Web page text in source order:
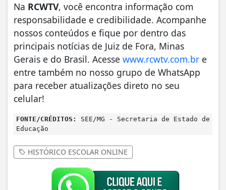
Na RCWTV, você encontra informação com
responsabilidade e credibilidade. Acompanhe
nossos conteúdos e fique por dentro das
principais notícias de Juiz de Fora, Minas
Gerais e do Brasil. Acesse www.rcwtv.com.br e
entre também no nosso grupo de WhatsApp
para receber atualizações direto no seu
celular!
FONTE/CRÉDITOS:
SEE/MG - Secretaria de Estado de
Educação
HISTÓRICO ESCOLAR ONLINE